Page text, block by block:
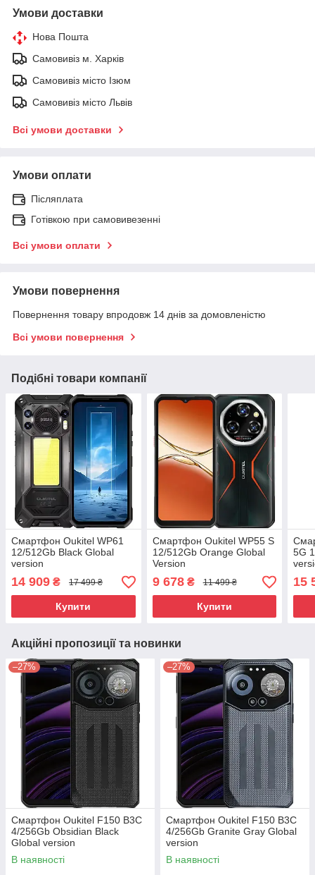
Умови доставки
Нова Пошта
Самовивіз м. Харків
Самовивіз місто Ізюм
Самовивіз місто Львів
Всі умови доставки
Умови оплати
Післяплата
Готівкою при самовивезенні
Всі умови оплати
Умови повернення
Повернення товару впродовж 14 днів за домовленістю
Всі умови повернення
Подібні товари компанії
Смартфон Oukitel WP61
12/512Gb Black Global
version
14 909 ₴ 17 499 ₴
Купити
Смартфон Oukitel WP55 S
12/512Gb Orange Global
Version
9 678₴ 11 499 ₴
Купити
5G
15
Акційні пропозиції та новинки
–27%
Смартфон Oukitel F150 B3C
4/256Gb Obsidian Black
Global version
В наявності
–27%
Смартфон Oukitel F150 B3C
4/256Gb Granite Gray Global
version
В наявності